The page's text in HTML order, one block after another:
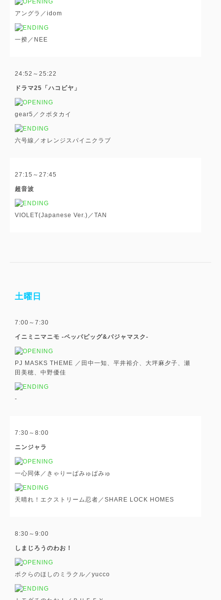
アングラ／idom
一揆／NEE
24:52～25:22
ドラマ25「ハコビヤ」
gear5／クボタカイ
六号線／オレンジスパイニクラブ
27:15～27:45
超音波
VIOLET(Japanese Ver.)／TAN
土曜日
7:00～7:30
イニミニマニモ -ペッパピッグ&パジャマスク-
PJ MASKS THEME ／田中一知、平井裕介、大坪麻夕子、瀬
田美穂、中野優佳
-
7:30～8:00
ニンジャラ
一心同体／きゃりーぱみゅぱみゅ
天晴れ！エクストリーム忍者／SHARE LOCK HOMES
8:30～9:00
しまじろうのわお！
ボクらのほしのミラクル／yucco